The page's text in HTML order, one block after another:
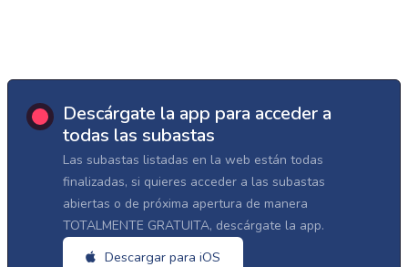
Descárgate la app para acceder a
todas las subastas
Las subastas listadas en la web están todas
finalizadas, si quieres acceder a las subastas
abiertas o de próxima apertura de manera
TOTALMENTE GRATUITA, descárgate la app.
Descargar para iOS